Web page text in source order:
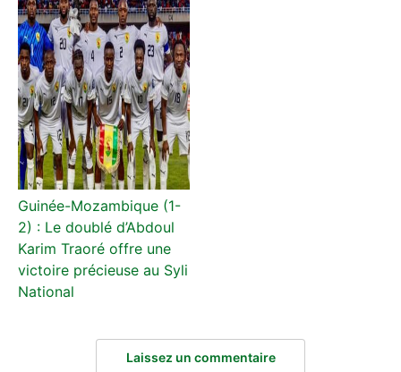
Guinée-Mozambique (1-
2) : Le doublé d’Abdoul
Karim Traoré offre une
victoire précieuse au Syli
National
Laissez un commentaire